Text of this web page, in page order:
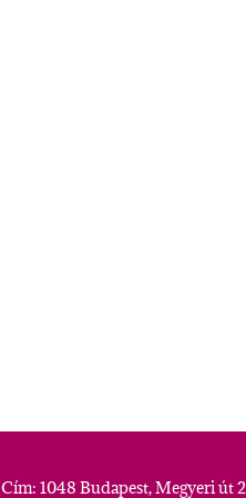
Cím: 1048 Budapest, Megyeri út